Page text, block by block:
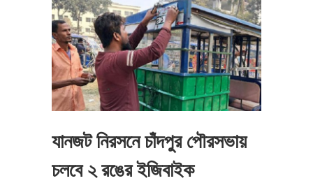
যানজট নিরসনে চাঁদপুর পৌরসভায়
চলবে ২ রঙের ইজিবাইক